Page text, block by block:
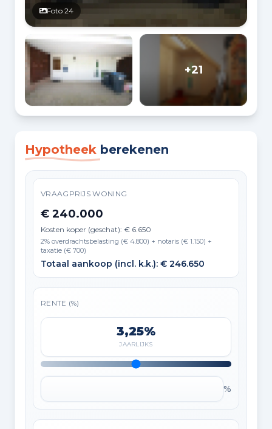
Foto 24
+21
Hypotheek berekenen
VRAAGPRIJS WONING
€ 240.000
Kosten koper (geschat): € 6.650
2% overdrachtsbelasting (€ 4.800) + notaris (€ 1.150) +
taxatie (€ 700)
Totaal aankoop (incl. k.k.): € 246.650
RENTE (%)
3,25%
JAARLIJKS
%